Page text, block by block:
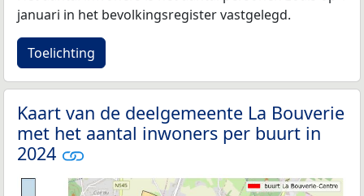
januari in het bevolkingsregister vastgelegd.
Toelichting
Kaart van de deelgemeente La Bouverie
met het aantal inwoners per buurt in
2024